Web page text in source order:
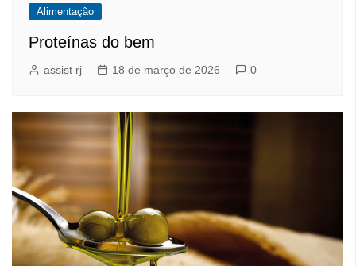
Alimentação
Proteínas do bem
assist rj 18 de março de 2026 0